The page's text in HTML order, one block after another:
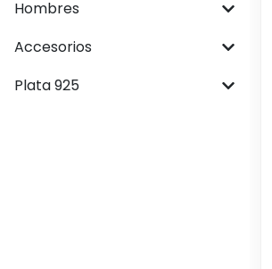
Hombres
Accesorios
Plata 925